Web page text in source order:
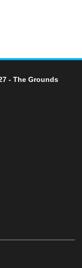
- The Grounds